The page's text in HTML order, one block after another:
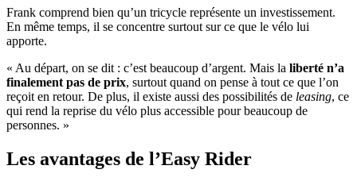
Frank comprend bien qu’un tricycle représente un investissement.
En même temps, il se concentre surtout sur ce que le vélo lui
apporte.
« Au départ, on se dit : c’est beaucoup d’argent. Mais la liberté n’a
finalement pas de prix, surtout quand on pense à tout ce que l’on
reçoit en retour. De plus, il existe aussi des possibilités de leasing, ce
qui rend la reprise du vélo plus accessible pour beaucoup de
personnes. »
Les avantages de l’Easy Rider